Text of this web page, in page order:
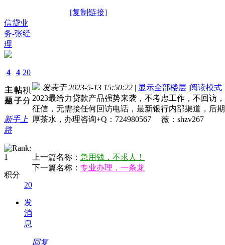
[复制链接]
信贷业
务-张经
理
4
主
题
4
帖
子
20
积
分
新手上
路
积分
20
发
消
息
发表于 2023-5-13 15:50:22 | 显示全部楼层 |阅读模式
2023最给力贷款产品强势来袭，不考虑工作，不回访
征信，无需接任何回访电话，最新银行内部渠道，后
厚茶水，办理咨询+Q：724980567 薇：shzv267
上一篇名称： 急用钱，不求人！
下一篇名称： 专业办理，一条龙
回复